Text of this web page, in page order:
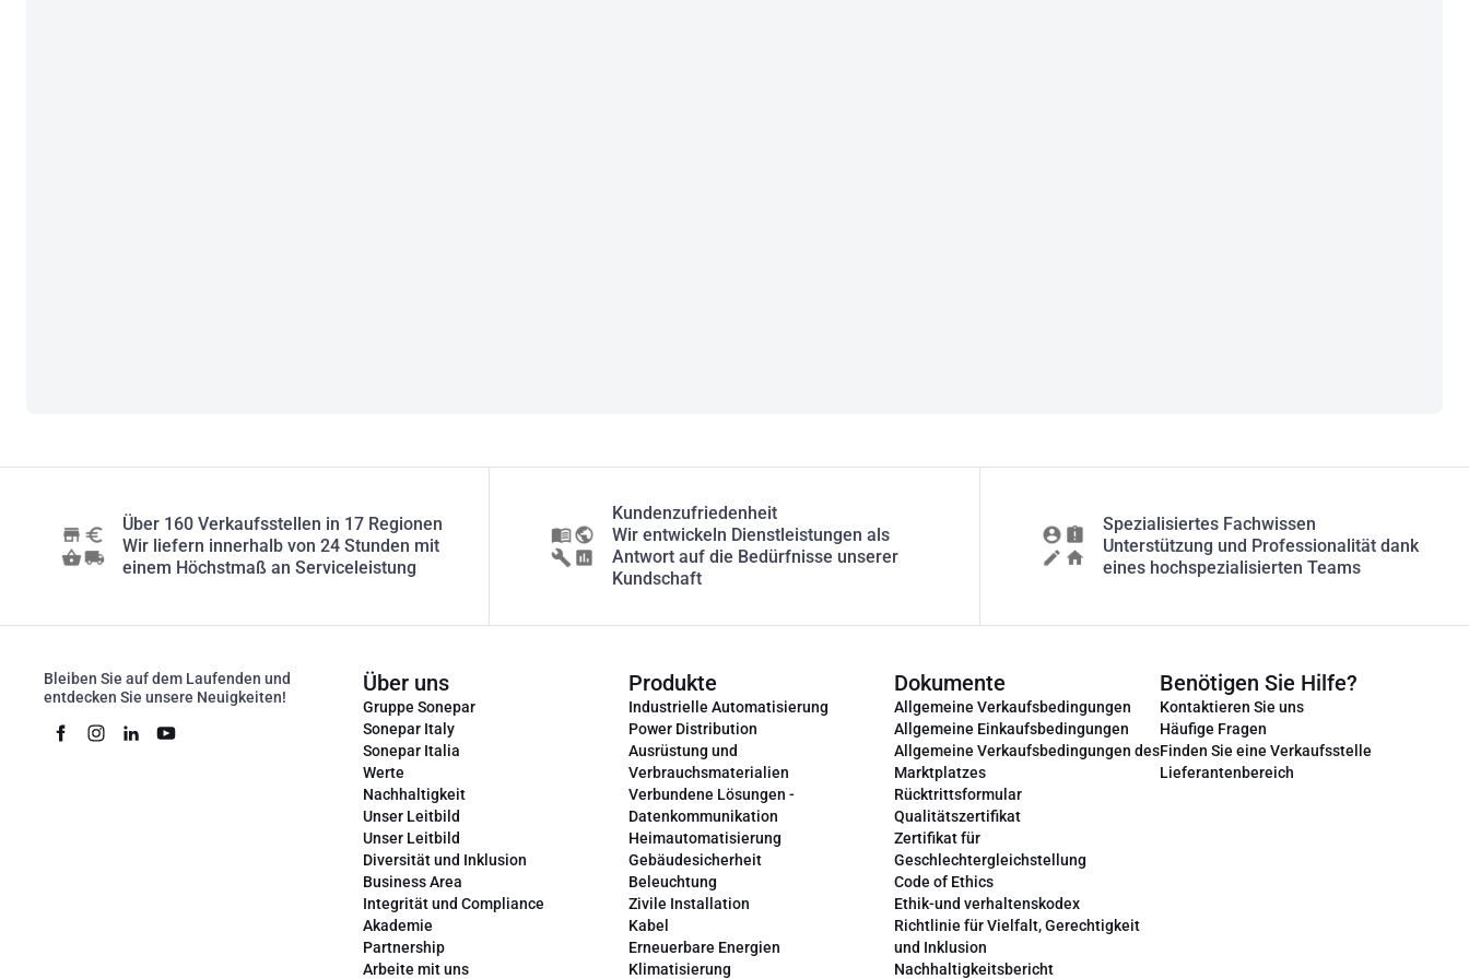
Über 160 Verkaufsstellen in 17 Regionen
Wir liefern innerhalb von 24 Stunden mit
einem Höchstmaß an Serviceleistung
Kundenzufriedenheit
Wir entwickeln Dienstleistungen als
Antwort auf die Bedürfnisse unserer
Kundschaft
Spezialisiertes Fachwissen
Unterstützung und Professionalität dank
eines hochspezialisierten Teams
Bleiben Sie auf dem Laufenden und
entdecken Sie unsere Neuigkeiten!
Über uns
Gruppe Sonepar
Sonepar Italy
Sonepar Italia
Werte
Nachhaltigkeit
Unser Leitbild
Unser Leitbild
Diversität und Inklusion
Business Area
Integrität und Compliance
Akademie
Partnership
Arbeite mit uns
Produkte
Industrielle Automatisierung
Power Distribution
Ausrüstung und
Verbrauchsmaterialien
Verbundene Lösungen -
Datenkommunikation
Heimautomatisierung
Gebäudesicherheit
Beleuchtung
Zivile Installation
Kabel
Erneuerbare Energien
Klimatisierung
Dokumente
Allgemeine Verkaufsbedingungen
Allgemeine Einkaufsbedingungen
Allgemeine Verkaufsbedingungen des
Marktplatzes
Rücktrittsformular
Qualitätszertifikat
Zertifikat für
Geschlechtergleichstellung
Code of Ethics
Ethik-und verhaltenskodex
Richtlinie für Vielfalt, Gerechtigkeit
und Inklusion
Nachhaltigkeitsbericht
Benötigen Sie Hilfe?
Kontaktieren Sie uns
Häufige Fragen
Finden Sie eine Verkaufsstelle
Lieferantenbereich